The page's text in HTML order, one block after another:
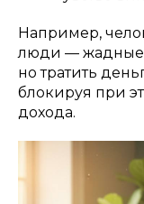
Например,
люди — жадные»
но тратить
блокируя при
дохода.